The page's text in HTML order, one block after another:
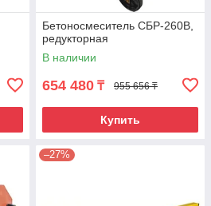
Бетоносмеситель СБР-260В,
редукторная
В наличии
654 480 ₸ 955 656 ₸
Купить
–27%